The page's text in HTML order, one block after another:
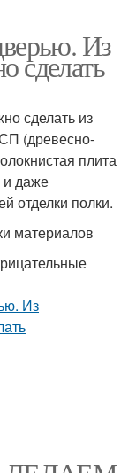
Из
сделать
сделать из
(древесно-
плита
и даже
отделки полки.
материалов